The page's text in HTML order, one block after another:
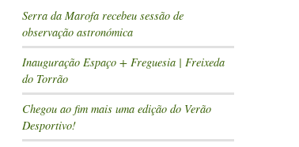
Serra da Marofa recebeu sessão de
observação astronómica
Inauguração Espaço + Freguesia | Freixeda
do Torrão
Chegou ao fim mais uma edição do Verão
Desportivo!